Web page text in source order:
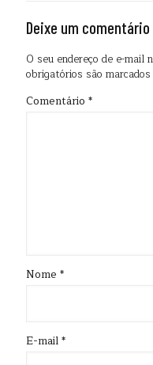
Deixe um comentário
O seu endereço de e-mail
obrigatórios são
Comentário *
Nome *
E-mail*